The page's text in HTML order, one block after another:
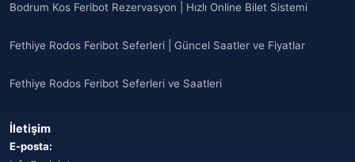
Bodrum Kos Feribot Rezervasyon | Hızlı Online Bilet Sistemi
Fethiye Rodos Feribot Seferleri | Güncel Saatler ve Fiyatlar
Fethiye Rodos Feribot Seferleri ve Saatleri
İletişim
E-posta: